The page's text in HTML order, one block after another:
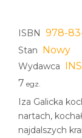
ISBN 978-
Stan Nowy
Wydawca
7 egz.
Iza Galicka
nartach,
najdalszych